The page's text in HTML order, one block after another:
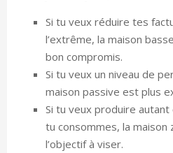
Si tu veux réduire tes
l’extrême, la maison
bon compromis.
Si tu veux un niveau de
maison passive est plus
Si tu veux produire
tu consommes, la
l’objectif à viser.